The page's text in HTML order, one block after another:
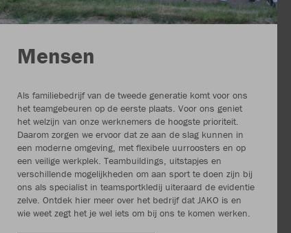
Mensen
Als familiebedrijf van de tweede generatie komt voor ons
het teamgebeuren op de eerste plaats. Voor ons geniet
het welzijn van onze werknemers de hoogste prioriteit.
Daarom zorgen we ervoor dat ze aan de slag kunnen in
een moderne omgeving, met flexibele uurroosters en op
een veilige werkplek. Teambuildings, uitstapjes en
verschillende mogelijkheden om aan sport te doen zijn bij
ons als specialist in teamsportkledij uiteraard de evidentie
zelve. Ontdek hier meer over het bedrijf dat JAKO is en
wie weet zegt het je wel iets om bij ons te komen werken.